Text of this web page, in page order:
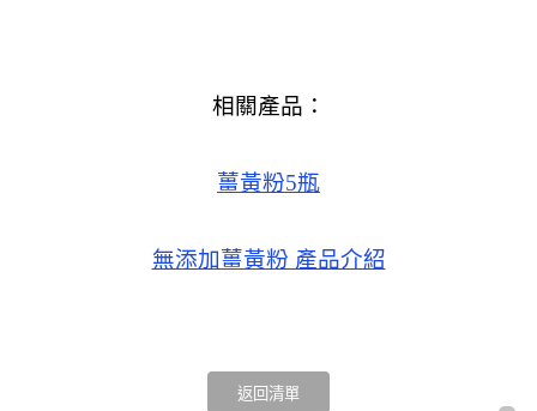
相關產品：
薑黃粉5瓶
無添加薑黃粉 產品介紹